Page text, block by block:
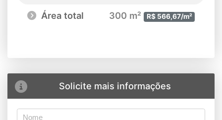
Área total
300 m² R$ 566,67/m²
Solicite mais informações